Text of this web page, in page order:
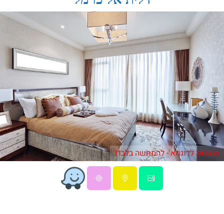
תמונות לדוגמא - להמחשה בלבד!